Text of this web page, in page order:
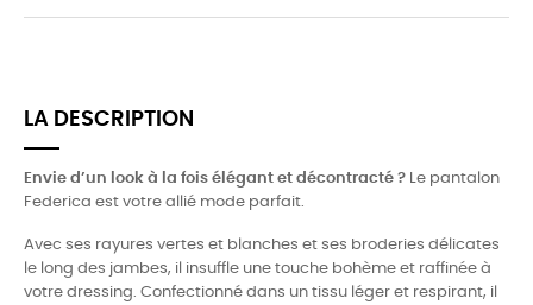
LA DESCRIPTION
Envie d’un look à la fois élégant et décontracté ? Le pantalon
Federica est votre allié mode parfait.
Avec ses rayures vertes et blanches et ses broderies délicates
le long des jambes, il insuffle une touche bohème et raffinée à
votre dressing. Confectionné dans un tissu léger et respirant, il